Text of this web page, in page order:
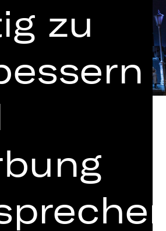
mit deutschen
Übertiteln
mit der
August
zu